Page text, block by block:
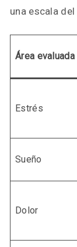
una escala
Área evaluada
Estrés
Sueño
Dolor